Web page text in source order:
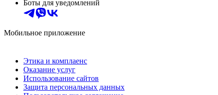
Боты для уведомлений
Мобильное приложение
Этика и комплаенс
Оказание услуг
Использование сайтов
Защита персональных данных